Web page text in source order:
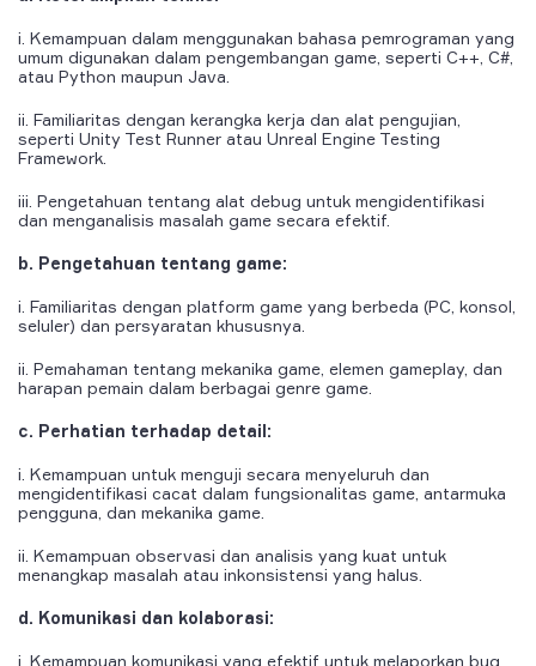
i. Kemampuan dalam menggunakan bahasa pemrograman yang
umum digunakan dalam pengembangan game, seperti C++, C#,
atau Python maupun Java.
ii. Familiaritas dengan kerangka kerja dan alat pengujian,
seperti Unity Test Runner atau Unreal Engine Testing
Framework.
iii. Pengetahuan tentang alat debug untuk mengidentifikasi
dan menganalisis masalah game secara efektif.
b. Pengetahuan tentang game:
i. Familiaritas dengan platform game yang berbeda (PC, konsol,
seluler) dan persyaratan khususnya.
ii. Pemahaman tentang mekanika game, elemen gameplay, dan
harapan pemain dalam berbagai genre game.
c. Perhatian terhadap detail:
i. Kemampuan untuk menguji secara menyeluruh dan
mengidentifikasi cacat dalam fungsionalitas game, antarmuka
pengguna, dan mekanika game.
ii. Kemampuan observasi dan analisis yang kuat untuk
menangkap masalah atau inkonsistensi yang halus.
d. Komunikasi dan kolaborasi:
i. Kemampuan komunikasi yang efektif untuk melaporkan bug